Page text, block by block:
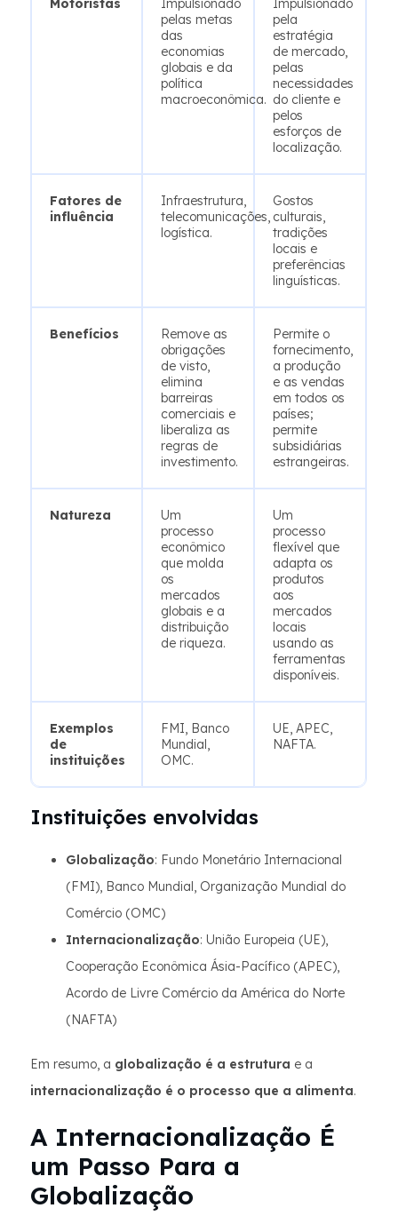
Motoristas
Impulsionado
pelas metas
das
economias
globais e da
política
macroeconômica.
Impulsionado
pela
estratégia
de mercado,
pelas
necessidades
do cliente e
pelos
esforços de
localização.
Fatores de
influência
Infraestrutura,
telecomunicações,
logística.
Gostos
culturais,
tradições
locais e
preferências
linguísticas.
Benefícios
Remove as
obrigações
de visto,
elimina
barreiras
comerciais e
liberaliza as
regras de
investimento.
Permite o
fornecimento,
a produção
e as vendas
em todos os
países;
permite
subsidiárias
estrangeiras.
Natureza
Um
processo
econômico
que molda
os
mercados
globais e a
distribuição
de riqueza.
Um
processo
flexível que
adapta os
produtos
aos
mercados
locais
usando as
ferramentas
disponíveis.
Exemplos
de
instituições
FMI, Banco
Mundial,
OMC.
UE, APEC,
NAFTA.
Instituições envolvidas
Globalização: Fundo Monetário Internacional
(FMI), Banco Mundial, Organização Mundial do
Comércio (OMC)
Internacionalização: União Europeia (UE),
Cooperação Econômica Ásia-Pacífico (APEC),
Acordo de Livre Comércio da América do Norte
(NAFTA)
Em resumo, a globalização é a estrutura e a
internacionalização é o processo que a alimenta.
A Internacionalização É
um Passo Para a
Globalização